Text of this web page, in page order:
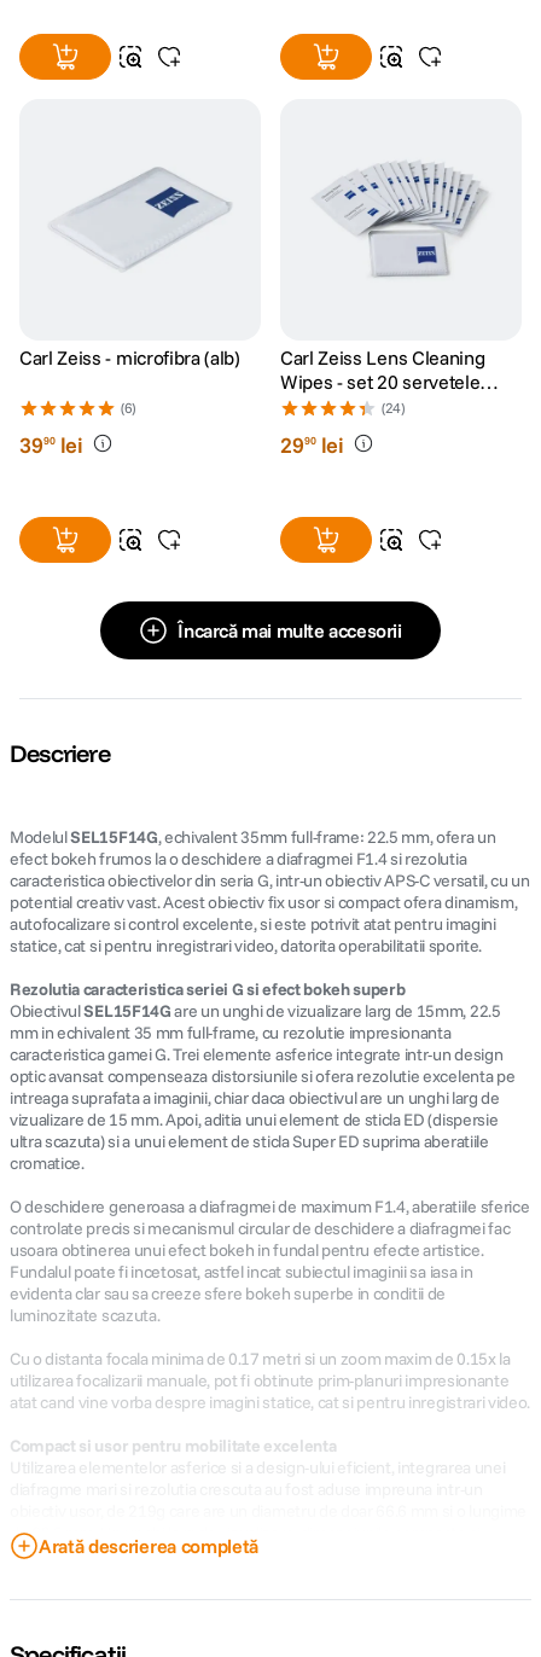
Carl Zeiss - microfibra (alb)
(6)
3990 lei
Carl Zeiss Lens Cleaning
Wipes - set 20 servetele
umede
(24)
2990 lei
Încarcă mai multe accesorii
Descriere
ModelulSEL15F14G, echivalent 35mm full-frame: 22.5 mm, ofera un
efect bokeh frumos la o deschidere a diafragmei F1.4 si rezolutia
caracteristica obiectivelor din seria G, intr-un obiectiv APS-C versatil, cu un
potential creativ vast. Acest obiectiv fix usor si compact ofera dinamism,
autofocalizare si control excelente, si este potrivit atat pentru imagini
statice, cat si pentru inregistrari video, datorita operabilitatii sporite.
Rezolutia caracteristica seriei G si efect bokeh superb
ObiectivulSEL15F14Gare un unghi de vizualizare larg de 15mm, 22.5
mm in echivalent 35 mm full-frame, cu rezolutie impresionanta
caracteristica gamei G. Trei elemente asferice integrate intr-un design
optic avansat compenseaza distorsiunile si ofera rezolutie excelenta pe
intreaga suprafata a imaginii, chiar daca obiectivul are un unghi larg de
vizualizare de 15 mm. Apoi, aditia unui element de sticla ED (dispersie
ultra scazuta) si a unui element de sticla Super ED suprima aberatiile
cromatice.
O deschidere generoasa a diafragmei de maximum F1.4, aberatiile sferice
controlate precis si mecanismul circular de deschidere a diafragmei fac
usoara obtinerea unui efect bokeh in fundal pentru efecte artistice.
Fundalul poate fi incetosat, astfel incat subiectul imaginii sa iasa in
evidenta clar sau sa creeze sfere bokeh superbe in conditii de
luminozitate scazuta.
Cu o distanta focala minima de 0.17 metri si un zoom maxim de 0.15x la
utilizarea focalizarii manuale, pot fi obtinute prim-planuri impresionante
atat cand vine vorba despre imagini statice, cat si pentru inregistrari video.
Compact si usor pentru mobilitate excelenta
Utilizarea elementelor asferice si a design-ului eficient, integrarea unei
de 69.5 mm. Un unghi larg de vizualizare, dimensiunile compacte si
greutatea scazuta fac obiectivul ideal pentru a fotografia cerul instelat,
mobilitate sporita, precum sportivi.
Mai mult, un mecanism intern de focalizare inseamna ca lungimea
Arată descrierea completă